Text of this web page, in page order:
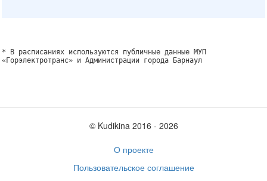
* В расписаниях используются публичные данные МУП
«Горэлектротранс» и Администрации города Барнаул
© Kudikina 2016 ‐ 2026
О проекте
Пользовательское соглашение